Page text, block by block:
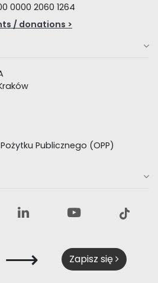
0000 2060 1264
/ donations >
Publicznego (OPP)
⟶ Zapisz się